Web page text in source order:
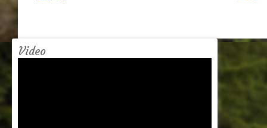
Video